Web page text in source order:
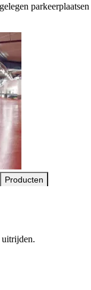
Producten
uitrijden.